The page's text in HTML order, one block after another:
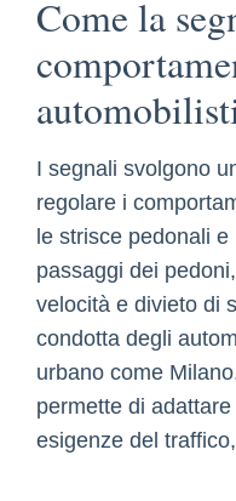
Come la
I segnali svolgono
regolare i
le strisce pedonali
passaggi dei
velocità e divieto di
condotta degli
urbano come
permette di
esigenze del